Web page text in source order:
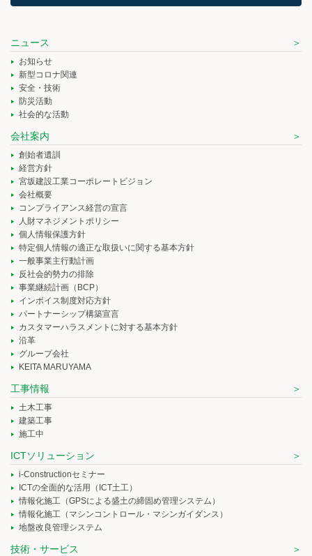
ニュース
お知らせ
新型コロナ関連
安全・技術
防災活動
社会的な活動
会社案内
創始者遺訓
経営方針
宮坂建設工業コーポレートビジョン
会社概要
コンプライアンス経営の宣言
人財マネジメントポリシー
個人情報保護方針
特定個人情報の適正な取扱いに関する基本方針
一般事業主行動計画
反社会的勢力の排除
事業継続計画（BCP）
インボイス制度対応方針
パートナーシップ構築宣言
カスタマーハラスメントに対する基本方針
沿革
グループ会社
KEITA MARUYAMA
工事情報
土木工事
建築工事
施工中
ICTソリューション
i-Constructionセミナー
ICTの全面的な活用（ICT土工）
情報化施工（GPSによる盛土の締固め管理システム）
情報化施工（マシンコントロール・マシンガイダンス）
地盤改良管理システム
技術・サービス